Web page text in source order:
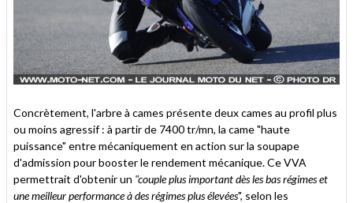
Concrètement, l'arbre à cames présente deux cames au profil plus
ou moins agressif : à partir de 7400 tr/mn, la came "haute
puissance" entre mécaniquement en action sur la soupape
d'admission pour booster le rendement mécanique. Ce VVA
permettrait d'obtenir un "couple plus important dès les bas régimes et
une meilleur performance à des régimes plus élevées", selon les